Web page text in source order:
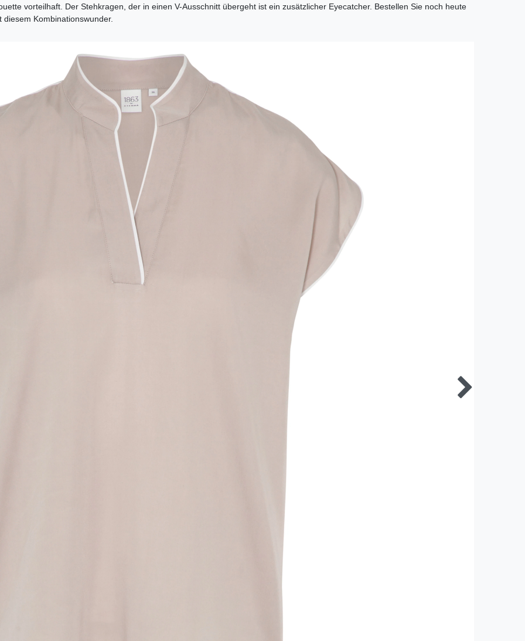
vorteilhaft. Der Stehkragen, der in einen V-Ausschnitt übergeht ist ein zusätzlicher Eyecatcher. Bestellen Sie noch heute
Kombinationswunder.